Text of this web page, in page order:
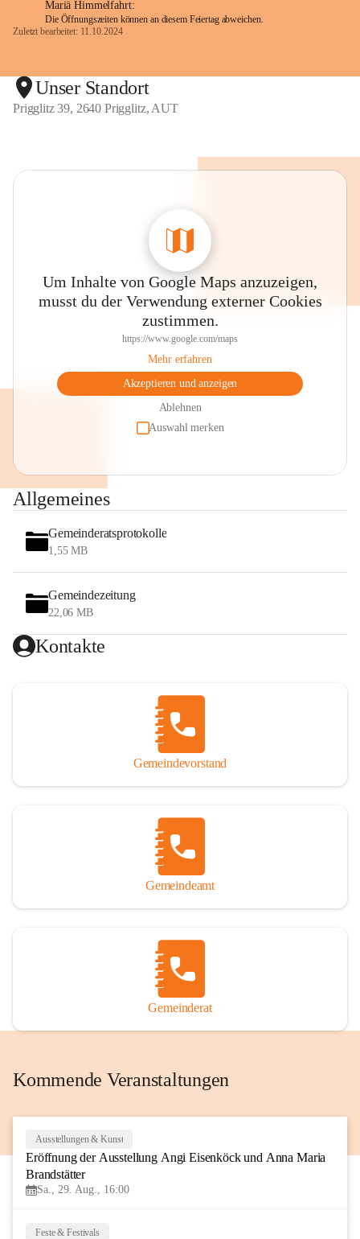
Mariä Himmelfahrt:
Die Öffnungszeiten können an diesem Feiertag abweichen.
Zuletzt bearbeitet: 11.10.2024
Unser Standort
Prigglitz 39, 2640 Prigglitz, AUT
Um Inhalte von Google Maps anzuzeigen,
musst du der Verwendung externer Cookies
zustimmen.
https://www.google.com/maps
Mehr erfahren
Akzeptieren und anzeigen
Ablehnen
Auswahl merken
Allgemeines
Gemeinderatsprotokolle
1,55 MB
Gemeindezeitung
22,06 MB
Kontakte
Gemeindevorstand
Gemeindeamt
Gemeinderat
Kommende Veranstaltungen
AUG
Ausstellungen & Kunst
Eröffnung der Ausstellung Angi Eisenköck und Anna Maria
Brandstätter
Sa., 29. Aug., 16:00
Feste & Festivals